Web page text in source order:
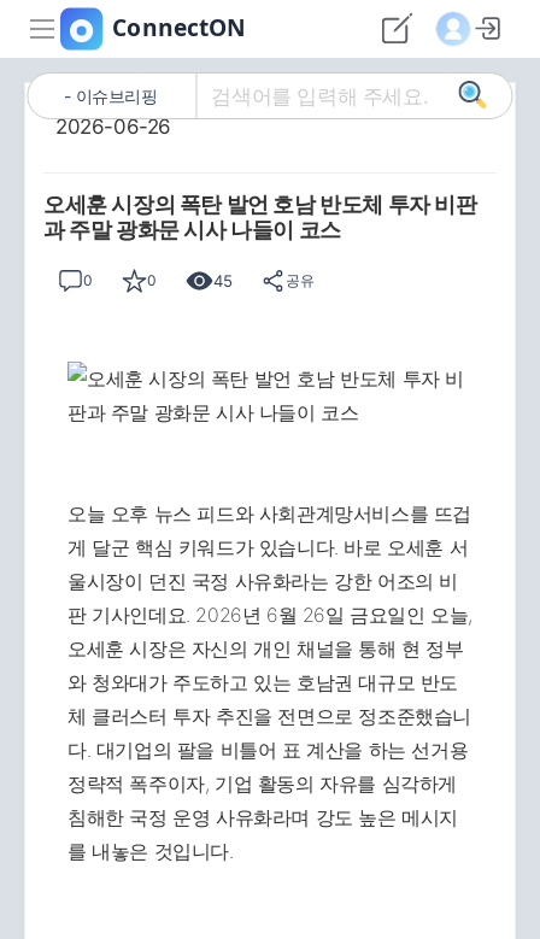
이슈브리핑
2026-06-26
오세훈 시장의 폭탄 발언 호남 반도체 투자 비판
과 주말 광화문 시사 나들이 코스
0 0 45 공유
오늘 오후 뉴스 피드와 사회관계망서비스를 뜨겁
게 달군 핵심 키워드가 있습니다. 바로 오세훈 서
울시장이 던진 국정 사유화라는 강한 어조의 비
판 기사인데요. 2026년 6월 26일 금요일인 오늘,
오세훈 시장은 자신의 개인 채널을 통해 현 정부
와 청와대가 주도하고 있는 호남권 대규모 반도
체 클러스터 투자 추진을 전면으로 정조준했습니
다. 대기업의 팔을 비틀어 표 계산을 하는 선거용
정략적 폭주이자, 기업 활동의 자유를 심각하게
침해한 국정 운영 사유화라며 강도 높은 메시지
를 내놓은 것입니다.